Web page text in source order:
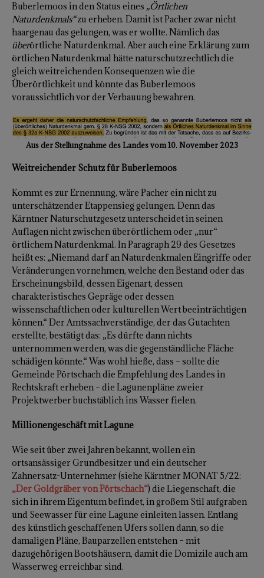
Buberlemoos in den Status eines „Örtlichen
Naturdenkmals“zu erheben. Damit ist Pacher zwar nicht
haargenau das gelungen, was er wollte. Nämlich das
überörtliche Naturdenkmal. Aber auch eine Erklärung zum
örtlichen Naturdenkmal hätte naturschutzrechtlich die
gleich weitreichenden Konsequenzen wie die
Überörtlichkeit und könnte das Buberlemoos
voraussichtlich vor der Verbauung bewahren.
Aus der Stellungnahme des Landes vom 10. November 2023
Weitreichender Schutz für Buberlemoos
Kommt es zur Ernennung, wäre Pacher ein nicht zu
unterschätzender Etappensieg gelungen. Denn das
Kärntner Naturschutzgesetz unterscheidet in seinen
Auflagen nicht zwischen überörtlichem oder „nur“
örtlichem Naturdenkmal. In Paragraph 29 des Gesetzes
heißt es: „Niemand darf an Naturdenkmalen Eingriffe oder
Veränderungen vornehmen, welche den Bestand oder das
Erscheinungsbild, dessen Eigenart, dessen
charakteristisches Gepräge oder dessen
wissenschaftlichen oder kulturellen Wert beeinträchtigen
können.“ Der Amtssachverständige, der das Gutachten
erstellte, bestätigt das: „Es dürfte dann nichts
unternommen werden, was die gegenständliche Fläche
schädigen könnte.“ Was wohl hieße, dass – sollte die
Gemeinde Pörtschach die Empfehlung des Landes in
Rechtskraft erheben – die Lagunenpläne zweier
Projektwerber buchstäblich ins Wasser fielen.
Millionengeschäft mit Lagune
Wie seit über zwei Jahren bekannt, wollen ein
ortsansässiger Grundbesitzer und ein deutscher
Zahnersatz-Unternehmer (siehe Kärntner MONAT 5/22:
„Der Goldgräber von Pörtschach“) die Liegenschaft, die
sich in ihrem Eigentum befindet, in großem Stil aufgraben
und Seewasser für eine Lagune einleiten lassen. Entlang
des künstlich geschaffenen Ufers sollen dann, so die
damaligen Pläne, Bauparzellen entstehen – mit
dazugehörigen Bootshäusern, damit die Domizile auch am
Wasserweg erreichbar sind.